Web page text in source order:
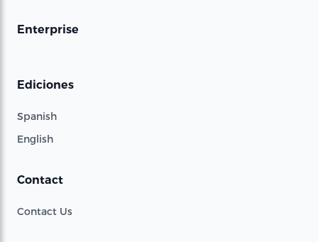
Enterprise
Ediciones
Spanish
English
Contact
Contact Us